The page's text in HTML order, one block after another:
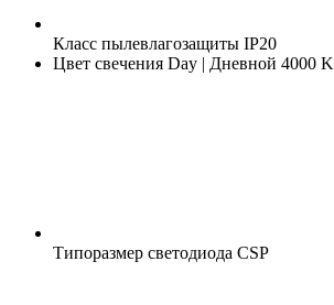
Класс пылевлагозащиты IP20
Цвет свечения Day | Дневной 4000 K
Типоразмер светодиода CSP